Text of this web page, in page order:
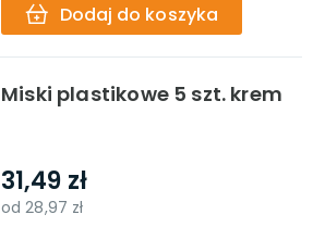
Dodaj do koszyka
Miski plastikowe 5 szt. krem
31,49 zł
od28,97 zł